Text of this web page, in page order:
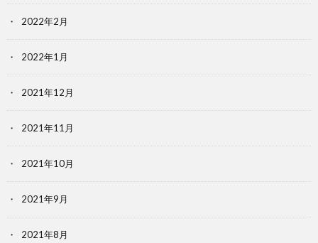
2022年2月
2022年1月
2021年12月
2021年11月
2021年10月
2021年9月
2021年8月